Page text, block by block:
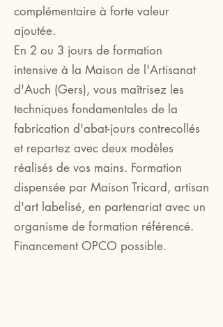
complémentaire à forte valeur
ajoutée.
En 2 ou 3 jours de formation
intensive à la Maison de l'Artisanat
d'Auch (Gers), vous maîtrisez les
techniques fondamentales de la
fabrication d'abat-jours contrecollés
et repartez avec deux modèles
réalisés de vos mains. Formation
dispensée par Maison Tricard, artisan
d'art labelisé, en partenariat avec un
organisme de formation référencé.
Financement OPCO possible.